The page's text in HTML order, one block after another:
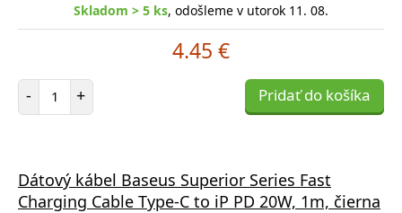
Skladom > 5 ks, odošleme v utorok 11. 08.
4.45 €
- Počet položiek
+ Pridať do košíka
Dátový kábel Baseus Superior Series Fast
Charging Cable Type-C to iP PD 20W, 1m, čierna